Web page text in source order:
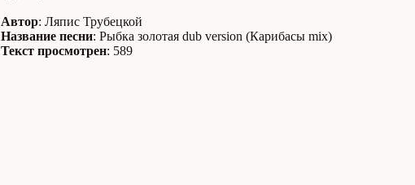
Автор: Ляпис Трубецкой
Название песни: Рыбка золотая dub version (Карибасы mix)
Текст просмотрен: 589